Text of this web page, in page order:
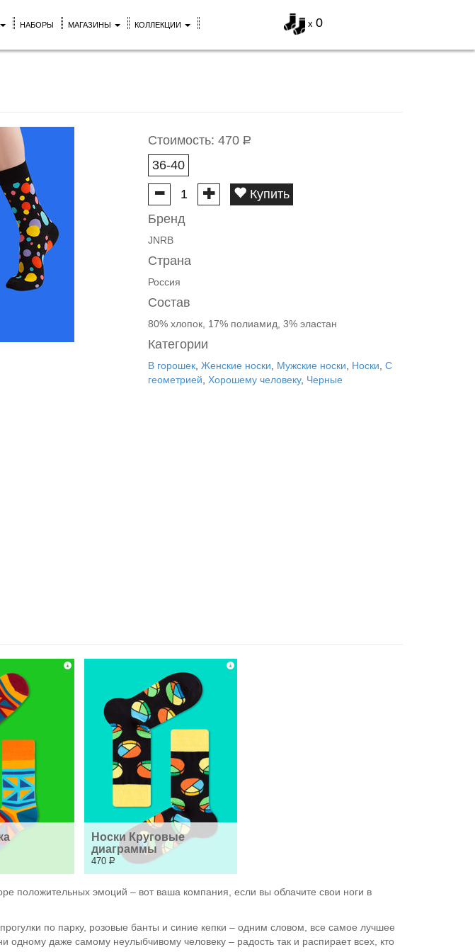
x 0
НАБОРЫ МАГАЗИНЫ КОЛЛЕКЦИИ
Стоимость: 470 Р
36-40
Купить
Бренд
JNRB
Страна
Россия
Состав
80% хлопок, 17% полиамид, 3% эластан
Категории
В горошек Женские носки Мужские носки Носки С
геометрией
Хорошему человеку, Черные
Носки Круговые
диаграммы
470 Р
положительных эмоций – вот ваша компания, если вы облачите свои ноги в
по парку, розовые банты и синие кепки – одним словом, все самое лучшее
одному даже самому неулыбчивому человеку – радость так и распирает всех, кто